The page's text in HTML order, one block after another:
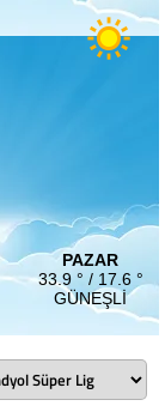
PAZAR
33.9 ° / 17.6 °
GÜNEŞLI